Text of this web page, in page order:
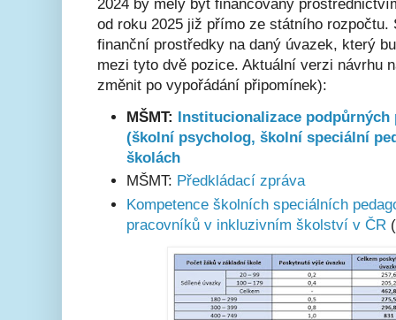
2024 by měly být financovány
od roku 2025 již přímo ze státního rozpočtu.
finanční prostředky na daný úvazek, který
mezi tyto dvě pozice. Aktuální verzi návrhu
změnit po vypořádání připomínek):
MŠMT:
Institucionalizace
(školní psycholog, školní speciální
školách
MŠMT: Předkládací zpráva
Kompetence školních speciálních
pracovníků v inkluzivním školství v ČR